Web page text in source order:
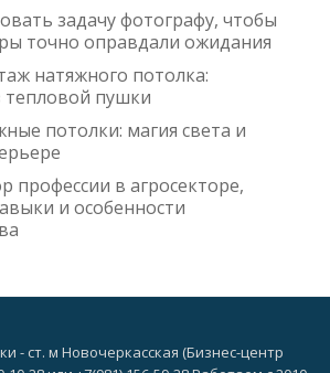
задачу фотографу, чтобы
точно оправдали ожидания
натяжного потолка:
тепловой пушки
потолки: магия света и
профессии в агросекторе,
и особенности
- ст. м Новочеркасская (Бизнес-центр